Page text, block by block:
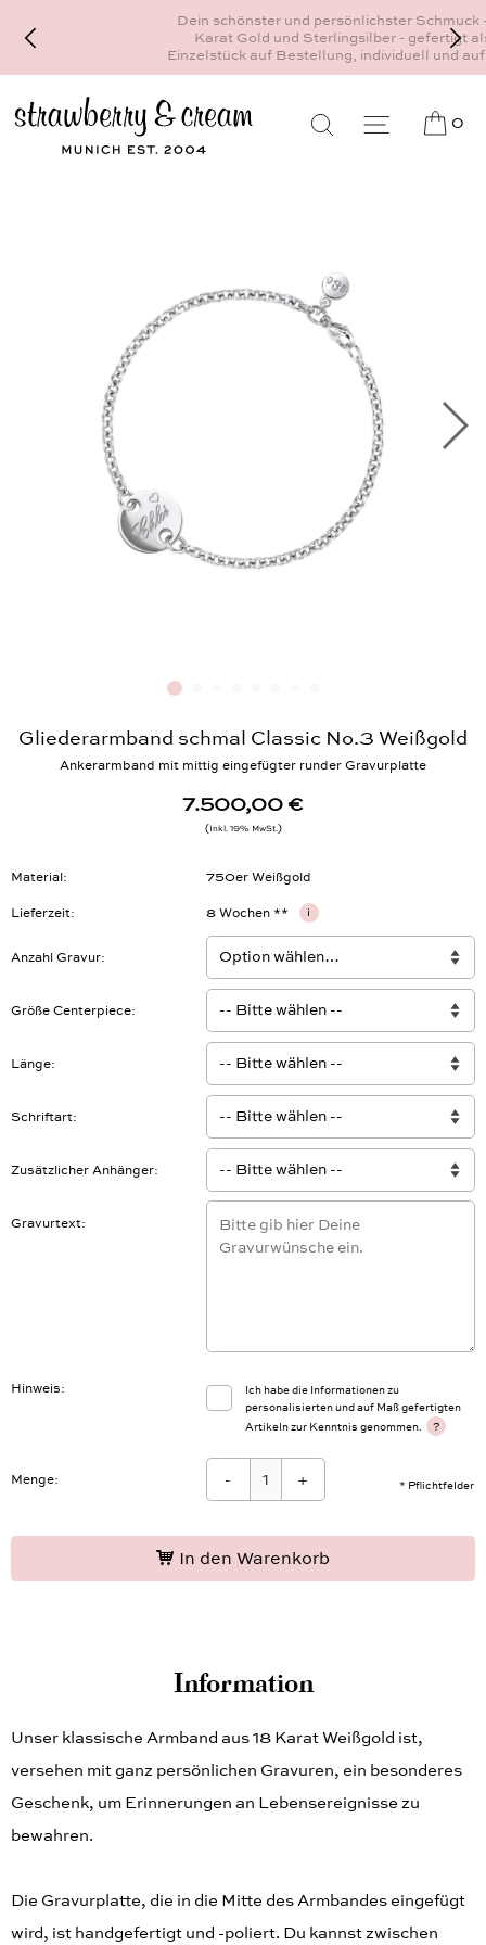
Dein schönster und persönlichster Schmuck - 18
Karat Gold und Sterlingsilber - gefertigt als
Einzelstück auf Bestellung, individuell und auf Maß
0
Gliederarmband schmal Classic No.3 Weißgold
Ankerarmband mit mittig eingefügter runder Gravurplatte
7.500,00 €
Inkl. 19% MwSt.
Material 750er Weißgold
Lieferzeit 8 Wochen ** i
Anzahl Gravur
Größe Centerpiece
Länge
Schriftart
Zusätzlicher Anhänger
Gravurtext
Hinweis
Ich habe die Informationen zu
personalisierten und auf Maß gefertigten
Artikeln zur Kenntnis genommen.
?
* Pflichtfelder
Menge: - +
In den Warenkorb
Information
Unser klassische Armband aus 18 Karat Weißgold ist,
versehen mit ganz persönlichen Gravuren, ein besonderes
Geschenk, um Erinnerungen an Lebensereignisse zu
bewahren.
Die Gravurplatte, die in die Mitte des Armbandes eingefügt
wird, ist handgefertigt und -poliert. Du kannst zwischen